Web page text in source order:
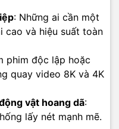
: Những ai cần một
cao và hiệu suất toàn
phim độc lập hoặc
quay video 8K và 4K
vật hoang dã:
lấy nét mạnh mẽ.